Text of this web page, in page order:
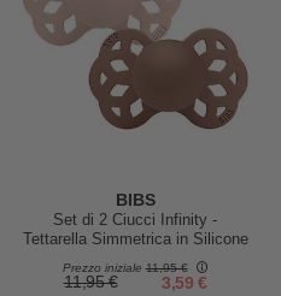
BIBS
Set di 2 Ciucci Infinity -
Tettarella Simmetrica in Silicone
- Rosa Cipria/Woodchuck -
Senza PBA e PVC!
Prezzo iniziale11,95 €
11,95 € 3,59 €